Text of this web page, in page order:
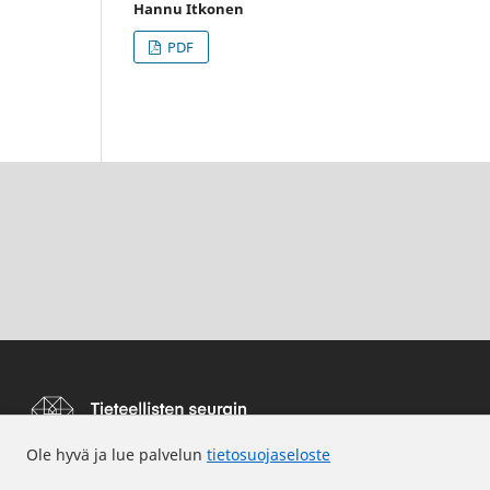
Hannu Itkonen
PDF
Ole hyvä ja lue palvelun tietosuojaseloste